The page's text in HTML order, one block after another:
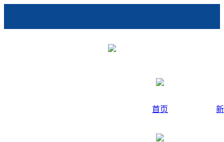
首页